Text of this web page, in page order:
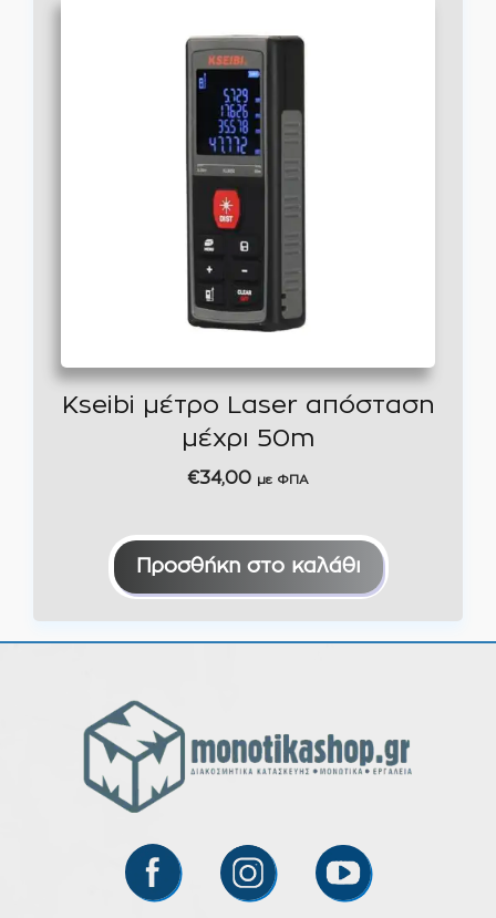
Kseibi μέτρο Laser απόσταση
μέχρι 50m
€34,00 με ΦΠΑ
Προσθήκη στο καλάθι